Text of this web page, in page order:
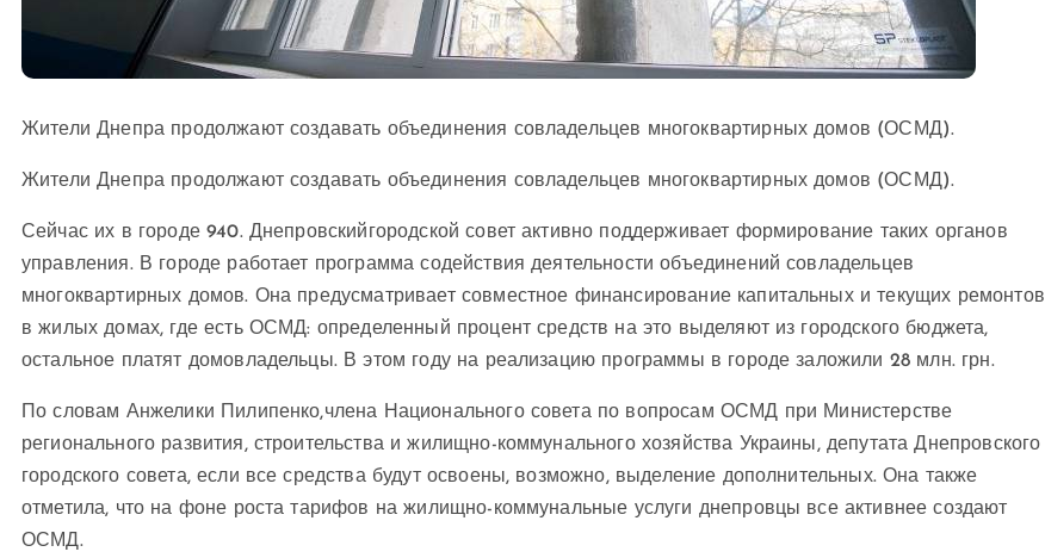
Жители Днепра продолжают создавать объединения совладельцев многоквартирных домов (ОСМД).
Жители Днепра продолжают создавать объединения совладельцев многоквартирных домов (ОСМД).
Сейчас их в городе 940. Днепровскийгородской совет активно поддерживает формирование таких органов
управления. В городе работает программа содействия деятельности объединений совладельцев
многоквартирных домов. Она предусматривает совместное финансирование капитальных и текущих ремонтов
в жилых домах, где есть ОСМД: определенный процент средств на это выделяют из городского бюджета,
остальное платят домовладельцы. В этом году на реализацию программы в городе заложили 28 млн. грн.
По словам Анжелики Пилипенко,члена Национального совета по вопросам ОСМД при Министерстве
регионального развития, строительства и жилищно-коммунального хозяйства Украины, депутата Днепровского
городского совета, если все средства будут освоены, возможно, выделение дополнительных. Она также
отметила, что на фоне роста тарифов на жилищно-коммунальные услуги днепровцы все активнее создают
ОСМД.